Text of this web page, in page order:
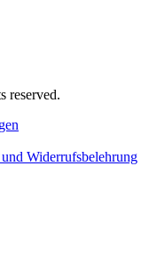
reserved.
Widerrufsbelehrung